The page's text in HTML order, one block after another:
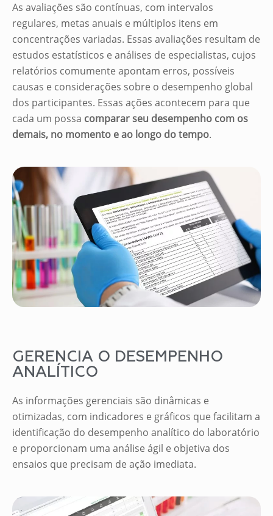
As avaliações são contínuas, com intervalos
regulares, metas anuais e múltiplos itens em
concentrações variadas. Essas avaliações resultam de
estudos estatísticos e análises de especialistas, cujos
relatórios comumente apontam erros, possíveis
causas e considerações sobre o desempenho global
dos participantes. Essas ações acontecem para que
cada um possa comparar seu desempenho com os
demais, no momento e ao longo do tempo.
GERENCIA O DESEMPENHO
ANALÍTICO
As informações gerenciais são dinâmicas e
otimizadas, com indicadores e gráficos que facilitam a
identificação do desempenho analítico do laboratório
e proporcionam uma análise ágil e objetiva dos
ensaios que precisam de ação imediata.